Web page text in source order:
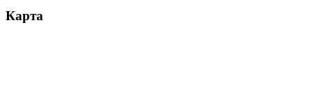
Карта